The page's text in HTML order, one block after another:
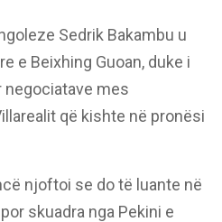
Sedrik Bakambu u
e Beixhing Guoan, duke i
mes
që kishte në pronësi
njoftoi se do të luante në
skuadra nga Pekini e